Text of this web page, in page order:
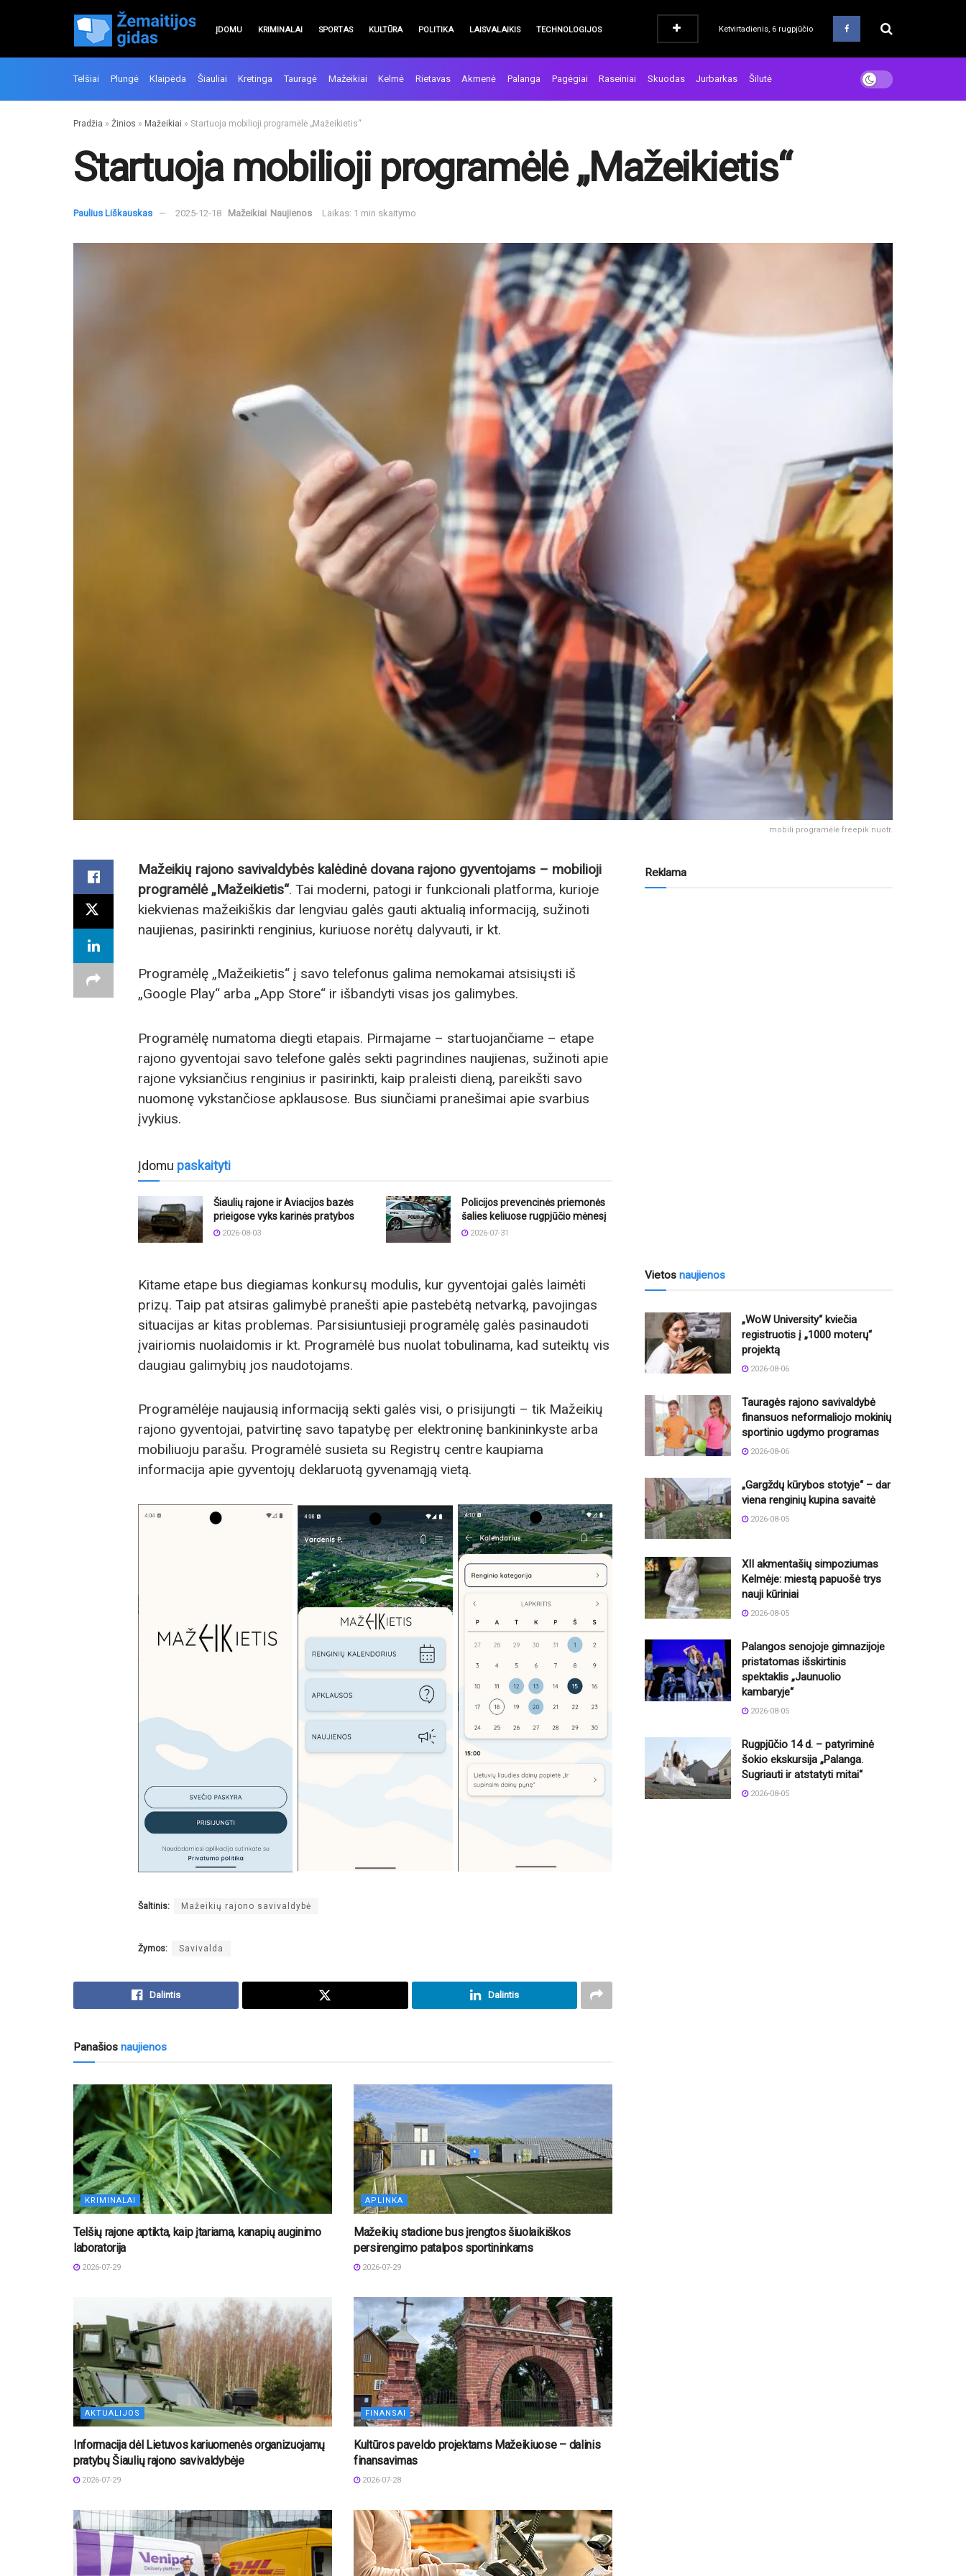
ĮDOMU KRIMINALAI SPORTAS KULTŪRA POLITIKA LAISVALAIKIS TECHNOLOGIJOS Ketvirtadienis, 6 rugpjūčio
Telšiai Plungė Klaipėda Šiauliai Kretinga Tauragė Mažeikiai Kelmė Rietavas Akmenė Palanga Pagėgiai Raseiniai Skuodas Jurbarkas Šilutė
Pradžia » Žinios » Mažeikiai » Startuoja mobilioji programėlė „Mažeikietis“
Startuoja mobilioji programėlė „Mažeikietis“
Paulius Liškauskas 2025-12-18 Mažeikiai Naujienos Laikas: 1 min skaitymo
mobili programėlė freepik nuotr.
Mažeikių rajono savivaldybės kalėdinė dovana rajono gyventojams – mobilioji
programėlė „Mažeikietis“. Tai moderni, patogi ir funkcionali platforma, kurioje
kiekvienas mažeikiškis dar lengviau galės gauti aktualią informaciją, sužinoti
naujienas, pasirinkti renginius, kuriuose norėtų dalyvauti, ir kt.
Programėlę „Mažeikietis“ į savo telefonus galima nemokamai atsisiųsti iš
„Google Play“ arba „App Store“ ir išbandyti visas jos galimybes.
Programėlę numatoma diegti etapais. Pirmajame – startuojančiame – etape
rajono gyventojai savo telefone galės sekti pagrindines naujienas, sužinoti apie
rajone vyksiančius renginius ir pasirinkti, kaip praleisti dieną, pareikšti savo
nuomonę vykstančiose apklausose. Bus siunčiami pranešimai apie svarbius
įvykius.
Įdomu paskaityti
Šiaulių rajone ir Aviacijos bazės
prieigose vyks karinės pratybos
2026-08-03
Policijos prevencinės priemonės
šalies keliuose rugpjūčio mėnesį
2026-07-31
Kitame etape bus diegiamas konkursų modulis, kur gyventojai galės laimėti
prizų. Taip pat atsiras galimybė pranešti apie pastebėtą netvarką, pavojingas
situacijas ar kitas problemas. Parsisiuntusieji programėlę galės pasinaudoti
įvairiomis nuolaidomis ir kt. Programėlė bus nuolat tobulinama, kad suteiktų vis
daugiau galimybių jos naudotojams.
Programėlėje naujausią informaciją sekti galės visi, o prisijungti – tik Mažeikių
rajono gyventojai, patvirtinę savo tapatybę per elektroninę bankininkyste arba
mobiliuoju parašu. Programėlė susieta su Registrų centre kaupiama
informacija apie gyventojų deklaruotą gyvenamąją vietą.
Šaltinis: Mažeikių rajono savivaldybė
Žymos: Savivalda
Dalintis Dalintis
Panašios naujienos
KRIMINALAI
Telšių rajone aptikta, kaip įtariama, kanapių auginimo
laboratorija
2026-07-29
APLINKA
Mažeikių stadione bus įrengtos šiuolaikiškos
persirengimo patalpos sportininkams
2026-07-29
AKTUALIJOS
Informacija dėl Lietuvos kariuomenės organizuojamų
pratybų Šiaulių rajono savivaldybėje
2026-07-29
FINANSAI
Kultūros paveldo projektams Mažeikiuose – dalinis
finansavimas
2026-07-28
Reklama
Vietos naujienos
„WoW University“ kviečia
registruotis į „1000 moterų“
projektą
2026-08-06
Tauragės rajono savivaldybė
finansuos neformaliojo mokinių
sportinio ugdymo programas
2026-08-06
„Gargždų kūrybos stotyje“ – dar
viena renginių kupina savaitė
2026-08-05
XII akmentašių simpoziumas
Kelmėje: miestą papuošė trys
nauji kūriniai
2026-08-05
Palangos senojoje gimnazijoje
pristatomas išskirtinis
spektaklis „Jaunuolio
kambaryje“
2026-08-05
Rugpjūčio 14 d. – patyriminė
šokio ekskursija „Palanga.
Sugriauti ir atstatyti mitai“
2026-08-05